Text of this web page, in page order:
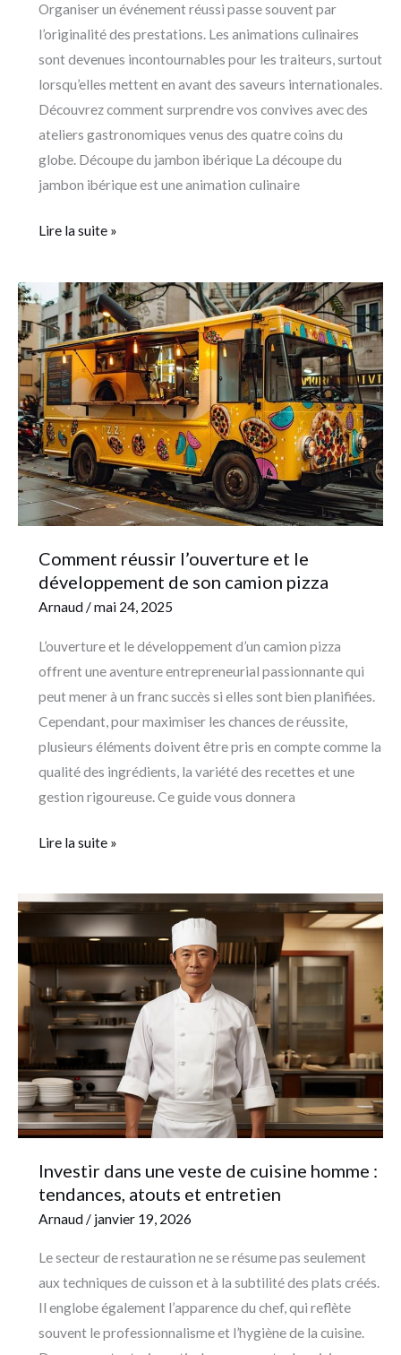
Organiser un événement réussi passe souvent par
l’originalité des prestations. Les animations culinaires
sont devenues incontournables pour les traiteurs, surtout
lorsqu’elles mettent en avant des saveurs internationales.
Découvrez comment surprendre vos convives avec des
ateliers gastronomiques venus des quatre coins du
globe. Découpe du jambon ibérique La découpe du
jambon ibérique est une animation culinaire
Lire la suite »
Comment réussir l’ouverture et le
développement de son camion pizza
Arnaud/mai 24, 2025
L’ouverture et le développement d’un camion pizza
offrent une aventure entrepreneurial passionnante qui
peut mener à un franc succès si elles sont bien planifiées.
Cependant, pour maximiser les chances de réussite,
plusieurs éléments doivent être pris en compte comme la
qualité des ingrédients, la variété des recettes et une
gestion rigoureuse. Ce guide vous donnera
Comment
réussir
l’ouverture
et
le
développement
de
son
camion
pizza
Lire la suite »
Investir dans une veste de cuisine homme :
tendances, atouts et entretien
Arnaud/ janvier 19, 2026
Le secteur de restauration ne se résume pas seulement
aux techniques de cuisson et à la subtilité des plats créés.
Il englobe également l’apparence du chef, qui reflète
souvent le professionnalisme et l’hygiène de la cuisine.
Investir
de
cuisine
homme
:
tendances,
atouts
entretien